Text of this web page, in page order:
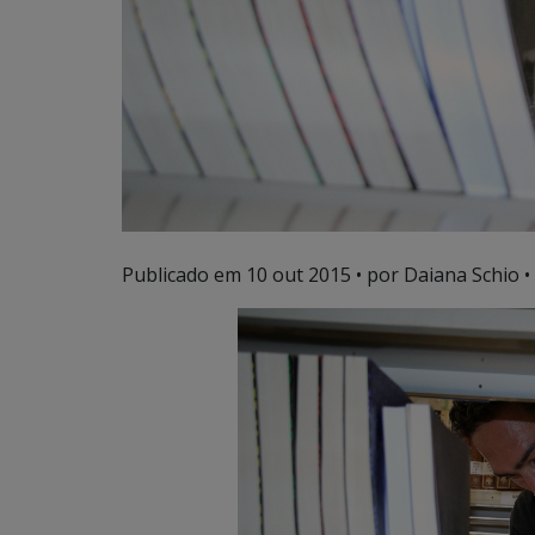
Publicado em 10 out 2015 • por Daiana Schio •